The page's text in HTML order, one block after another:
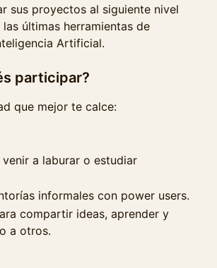
sus proyectos al siguiente nivel
últimas herramientas de
Artificial.
participar?
que mejor te calce:
a laburar o estudiar
informales con power users.
compartir ideas, aprender y
a otros.